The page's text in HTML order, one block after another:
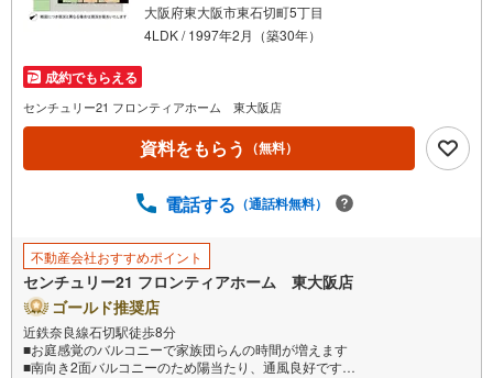
マ
ペ
ジ
存
す
大阪府東大阪市東石切町5丁目
4LDK / 1997年2月（築30年）
成約でもらえる
センチュリー21 フロンティアホーム 東大阪店
資料をもらう （無料）
電話する （通話料無料）
不動産会社おすすめポイント
センチュリー21 フロンティアホーム 東大阪店
ゴールド推奨店
近鉄奈良線石切駅徒歩8分
■お庭感覚のバルコニーで家族団らんの時間が増えます
■南向き2面バルコニーのため陽当たり、通風良好です